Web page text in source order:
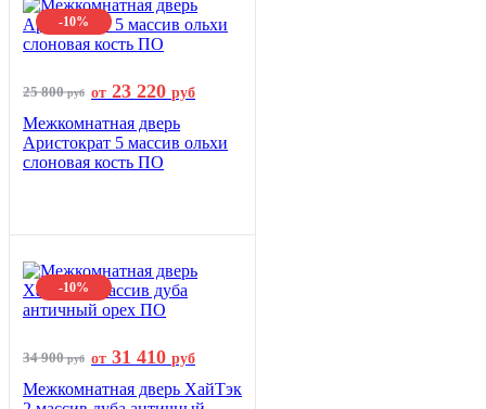
-10%
25 800руб от 23 220 руб
Межкомнатная дверь
Аристократ 5 массив ольхи
слоновая кость ПО
-10%
34 900руб от 31 410 руб
Межкомнатная дверь ХайТэк